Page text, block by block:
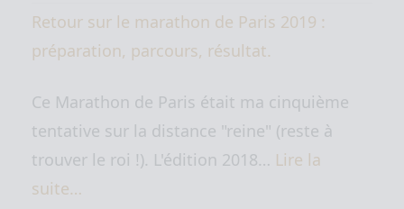
Retour sur le marathon de Paris 2019 :
préparation, parcours, résultat.
Ce Marathon de Paris était ma cinquième
tentative sur la distance "reine" (reste à
trouver le roi !). L'édition 2018… Lire la
suite…